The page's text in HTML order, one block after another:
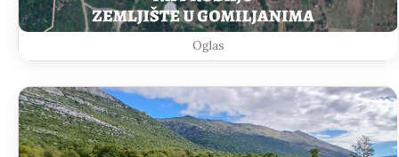
Oglas